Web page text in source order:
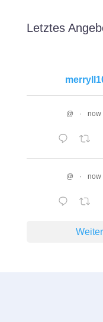
Letztes
@ · now
@ · now